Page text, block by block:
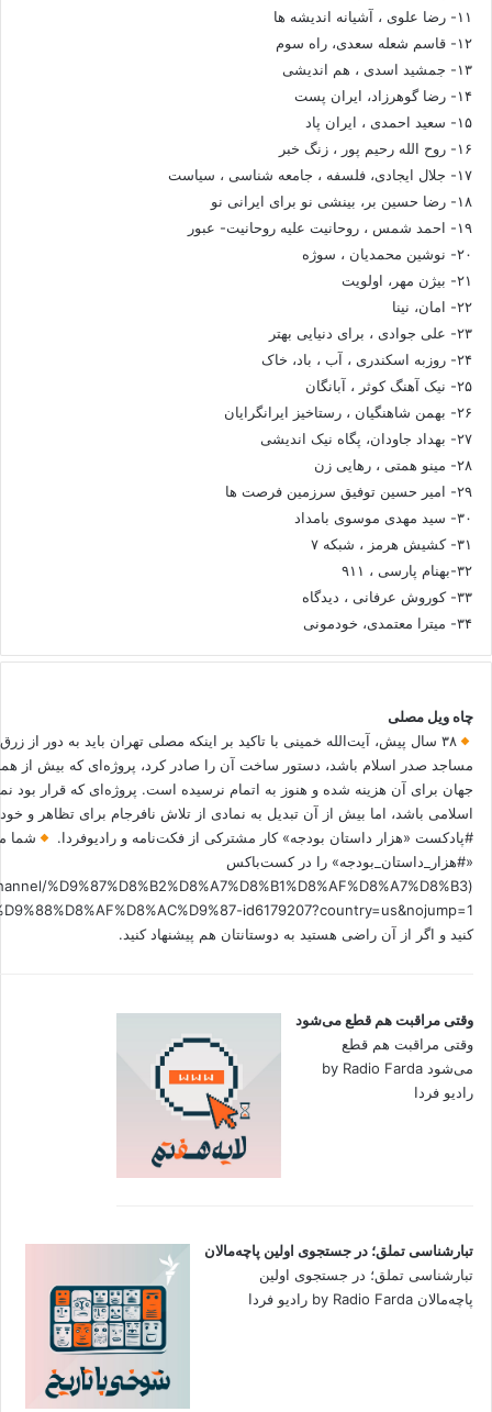
۱۱- رضا علوی ، آشیانه اندیشه ها
۱۲- قاسم شعله سعدی، راه سوم
۱۳- جمشید اسدی ، هم اندیشی
۱۴- رضا گوهرزاد، ایران پست
۱۵- سعید احمدی ، ایران پاد
۱۶- روح الله رحیم پور ، زنگ خبر
۱۷- جلال ایجادی، فلسفه ، جامعه شناسی ، سیاست
۱۸- رضا حسین بر، بینشی نو برای ایرانی نو
۱۹- احمد شمس ، روحانیت علیه روحانیت- عبور
۲۰- نوشین محمدیان ، سوژه
۲۱- بیژن مهر، اولویت
۲۲- امان، نینا
۲۳- علی جوادی ، برای دنیایی بهتر
۲۴- روزبه اسکندری ، آب ، باد، خاک
۲۵- نیک آهنگ کوثر ، آبانگان
۲۶- بهمن شاهنگیان ، رستاخیز ایرانگرایان
۲۷- بهداد جاودان، پگاه نیک اندیشی
۲۸- مینو همتی ، رهایی زن
۲۹- امیر حسین توفیق سرزمین فرصت ها
۳۰- سید مهدی موسوی بامداد
۳۱- کشیش هرمز ، شبکه ۷
۳۲-بهنام پارسی ، ۹۱۱
۳۳- کوروش عرفانی ، دیدگاه
۳۴- میترا معتمدی، خودمونی
چاه ویل مصلی
۳۸ سال پیش، آیت‌الله خمینی با تاکید بر اینکه مصلی تهران باید به دور از
مساجد صدر اسلام باشد، دستور ساخت آن را صادر کرد، پروژه‌ای که بیش از
جهان برای آن هزینه شده و هنوز به اتمام نرسیده است. پروژه‌ای که قرار بود
اسلامی باشد، اما بیش از آن تبدیل به نمادی از تلاش نافرجام برای تظاهر و
#پادکست «هزار داستان بودجه» کار مشترکی از فکت‌نامه و رادیوفردا.
شما
«#هزار_داستان_بودجه» را در کست‌باکس
%D9%87%D8%B2%D8%A7%D8%B1%D8%AF%D8%A7%D8%B3
کنید و اگر از آن راضی هستید به دوستانتان هم پیشنهاد کنید.
وقتی مراقبت هم قطع می‌شود
وقتی مراقبت هم قطع
می‌شود by Radio Farda
رادیو فردا
تبارشناسی تملق؛ در جستجوی اولین‌ پاچه‌مالان
تبارشناسی تملق؛ در جستجوی اولین‌
پاچه‌مالان by Radio Farda رادیو فردا